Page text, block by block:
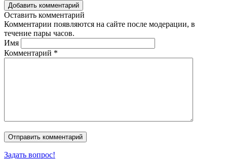
Добавить комментарий
Оставить комментарий
Комментарии появляются на сайте после модерации, в
течение пары часов.
Имя
Комментарий *
Задать вопрос!